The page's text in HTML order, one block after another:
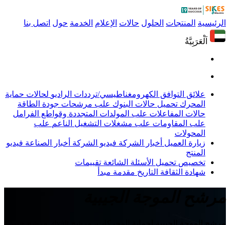
الرئيسية المنتجات الحلول حالات الإعلام الخدمة حول اتصل بنا
اَلْعَرَبِيَّةُ
علائق التوافق الكهرومغناطيسي/ترددات الراديو لحالات حماية
المحرك تحميل حالات البنوك علب مرشحات جودة الطاقة
حالات المفاعلات علب المولدات المتجددة وقواطع الفرامل
علب المقاومات علب مشغلات التشغيل الناعم علب
المحولات
زيارة العميل أخبار الشركة فيديو الشركة أخبار الصناعة فيديو
المنتج
تخصيص تحميل الأسئلة الشائعة تقييمات
شهادة الثقافة التاريخ مقدمة مبدأ